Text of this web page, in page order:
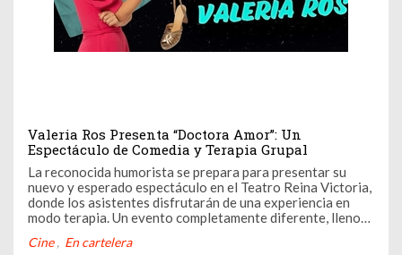
Valeria Ros Presenta “Doctora Amor”: Un
Espectáculo de Comedia y Terapia Grupal
La reconocida humorista se prepara para presentar su
nuevo y esperado espectáculo en el Teatro Reina Victoria,
donde los asistentes disfrutarán de una experiencia en
modo terapia. Un evento completamente diferente, lleno
Cine En cartelera